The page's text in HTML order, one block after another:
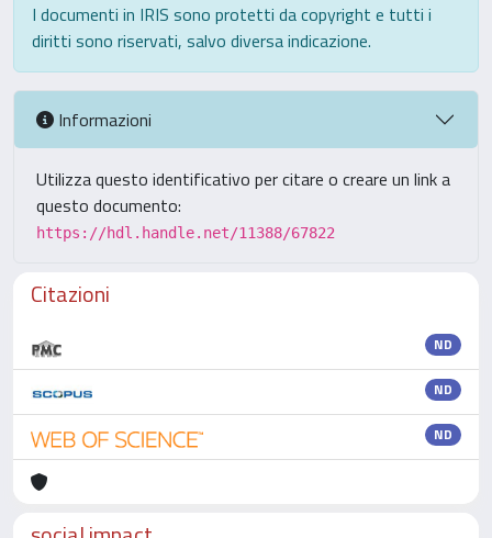
I documenti in IRIS sono protetti da copyright e tutti i
diritti sono riservati, salvo diversa indicazione.
Informazioni
Utilizza questo identificativo per citare o creare un link a
questo documento:
https://hdl.handle.net/11388/67822
Citazioni
ND
ND
ND